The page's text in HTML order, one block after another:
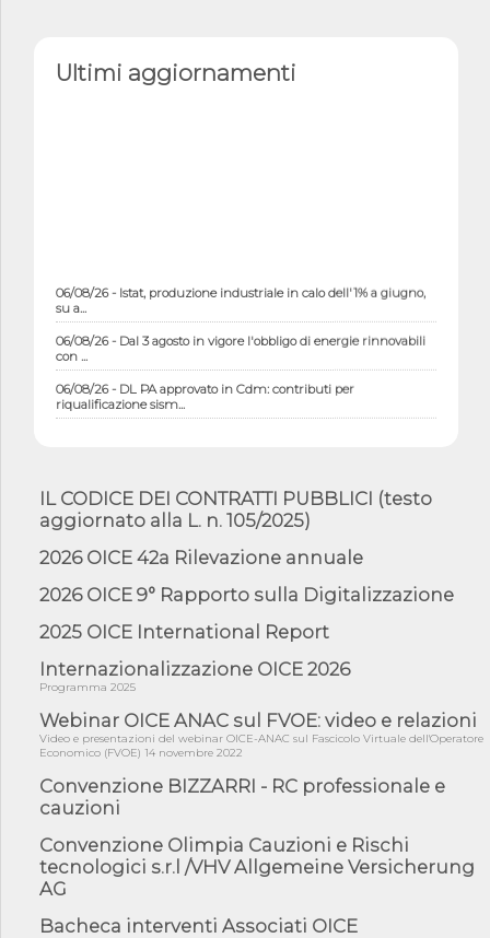
Ultimi aggiornamenti
06/08/26 - Istat, produzione industriale in calo dell'1% a giugno,
su a...
06/08/26 - Dal 3 agosto in vigore l'obbligo di energie rinnovabili
con ...
06/08/26 - DL PA approvato in Cdm: contributi per
riqualificazione sism...
norme UE in m...
05/08/26 - DL Infrastrutture e PNRR è legge: approvata oggi la
amminist...
05/08/26 - Anac: pubblicata la Relazione illustrativa al Bando tipo
2 s...
05/08/26 - SAVE THE DATE: Assemblea Pubblica Confindustria
Professioni ...
05/08/26 - Successo OICE per il bando della Città metropolitana
di Reg...
Campa...
04/08/26 - DL PA: previste cancellazioni da elenchi professionisti
04/08/26 - International Sustainable Buildings Competition -
COP31, An...
impugnar...
IL CODICE DEI CONTRATTI PUBBLICI (testo
aggiornato alla L. n. 105/2025)
2026 OICE 42a Rilevazione annuale
2026 OICE 9° Rapporto sulla Digitalizzazione
2025 OICE International Report
Internazionalizzazione OICE 2026
Programma 2025
Webinar OICE ANAC sul FVOE: video e relazioni
Video e presentazioni del webinar OICE-ANAC sul Fascicolo Virtuale dell'Operatore
Economico (FVOE) 14 novembre 2022
Convenzione BIZZARRI - RC professionale e
cauzioni
Convenzione Olimpia Cauzioni e Rischi
tecnologici s.r.l /VHV Allgemeine Versicherung
AG
Bacheca interventi Associati OICE